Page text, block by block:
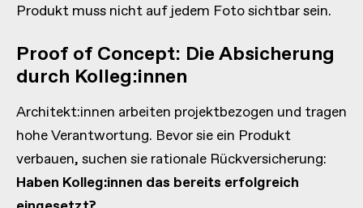
Produkt muss nicht auf jedem Foto sichtbar sein.
Proof of Concept: Die Absicherung
durch Kolleg:innen
Architekt:innen arbeiten projektbezogen und tragen
hohe Verantwortung. Bevor sie ein Produkt
verbauen, suchen sie rationale Rückversicherung:
Haben Kolleg:innen das bereits erfolgreich